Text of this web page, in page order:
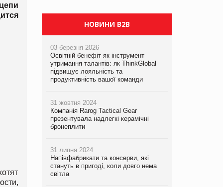
НОВИНИ B2B
03 березня 2026
Освітній бенефіт як інструмент
утримання талантів: як ThinkGlobal
підвищує лояльність та
продуктивність вашої команди
31 жовтня 2024
Компанія Rarog Tactical Gear
презентувала надлегкі керамічні
бронеплити
31 липня 2024
Напівфабрикати та консерви, які
стануть в пригоді, коли довго нема
світла